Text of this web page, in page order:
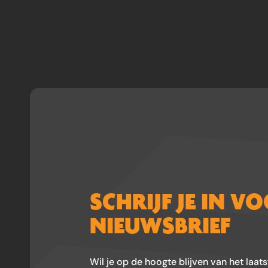
SCHRIJF JE IN
NIEUWSBRIEF
Wil je op de hoogte blijven van het